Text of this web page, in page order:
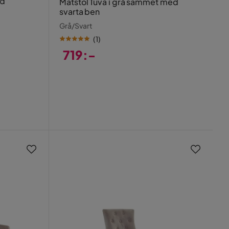
svarta ben
Grå/Svart
(1)
719:-